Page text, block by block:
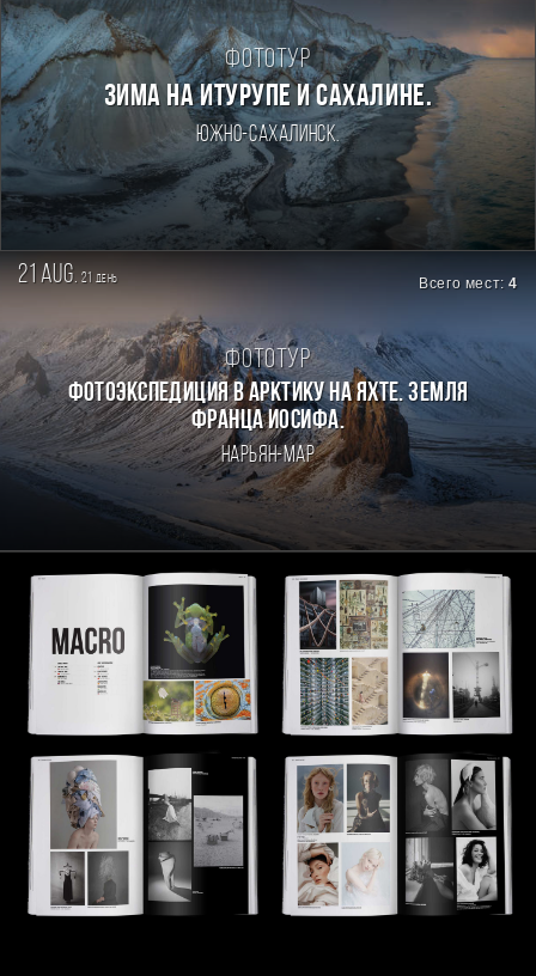
Фототур
Зима на Итурупе и Сахалине.
Южно-Сахалинск.
21 aug. 21 день Всего мест:4
Фототур
Фотоэкспедиция в Арктику на яхте. Земля
Франца Иосифа.
Нарьян-Мар